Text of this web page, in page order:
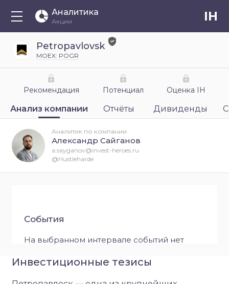
Аналитика
Акции IH
Petropavlovsk
MOEX: POGR
Рекомендация Потенциал Оценка IH
Анализ компании Отчёты Дивиденды
События
На выбранном интервале событий нет
Инвестиционные тезисы
Аналитик по компании
Александр Сайганов
a.sayganov@invest-heroes.ru
@Hustleharde